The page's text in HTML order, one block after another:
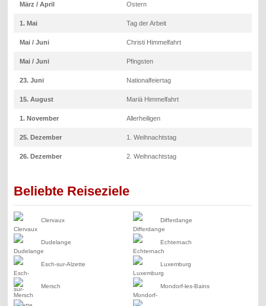
März / April Ostern
1. Mai Tag der Arbeit
Mai / Juni Christi Himmelfahrt
Mai / Juni Pfingsten
23. Juni Nationalfeiertag
15. August Mariä Himmelfahrt
1. November Allerheiligen
25. Dezember 1. Weihnachtstag
26. Dezember 2. Weihnachtstag
Beliebte Reiseziele
Clervaux Differdange
Dudelange Echternach
Esch-sur-Alzette Luxemburg
Mersch Mondorf-les-Bains